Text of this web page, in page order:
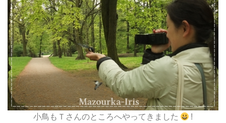
小鳥もＴさんのところへやってきました !